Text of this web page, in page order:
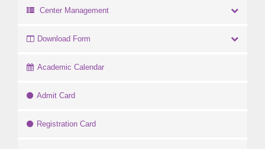
Center Management
Download Form
Academic Calendar
Admit Card
Registration Card